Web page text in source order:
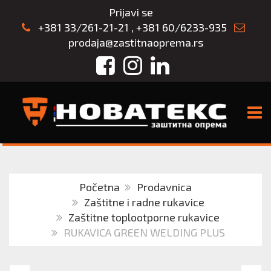
Prijavi se
+381 33/261-21-21 , +381 60/6233-935
prodaja@zastitnaoprema.rs
FacebookInstagram
LinkedIn
Početna
Prodavnica
Zaštitne i radne rukavice
Zaštitne toplootporne rukavice
RUKAVICA GREEN WELDING PLUS